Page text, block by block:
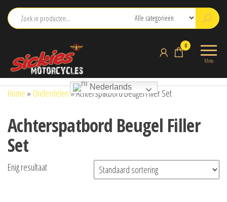
naar
Menu
0
Nederlands
Home » Onderdelen»Achterspatbord Beugel Filler Set
Achterspatbord Beugel Filler
Set
Enig resultaat